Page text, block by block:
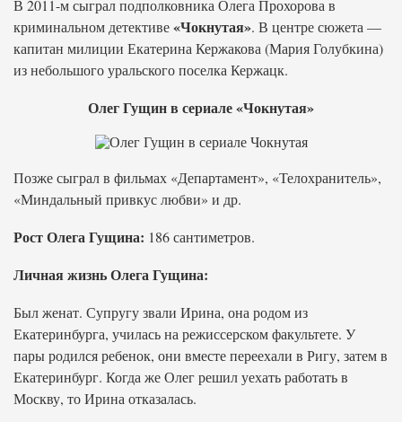
В 2011-м сыграл подполковника Олега Прохорова в
криминальном детективе«Чокнутая». В центре сюжета —
капитан милиции Екатерина Кержакова (Мария Голубкина)
из небольшого уральского поселка Кержацк.
Олег Гущин в сериале «Чокнутая»
Позже сыграл в фильмах «Департамент», «Телохранитель»,
«Миндальный привкус любви» и др.
Рост Олега Гущина: 186 сантиметров.
Личная жизнь Олега Гущина:
Был женат. Супругу звали Ирина, она родом из
Екатеринбурга, училась на режиссерском факультете. У
пары родился ребенок, они вместе переехали в Ригу, затем в
Екатеринбург. Когда же Олег решил уехать работать в
Москву, то Ирина отказалась.